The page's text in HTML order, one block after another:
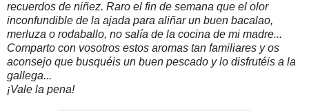
recuerdos de niñez. Raro el fin de semana que el olor
inconfundible de la ajada para aliñar un buen bacalao,
merluza o rodaballo, no salía de la cocina de mi madre...
Comparto con vosotros estos aromas tan familiares y os
aconsejo que busquéis un buen pescado y lo disfrutéis a la
gallega...
¡Vale la pena!